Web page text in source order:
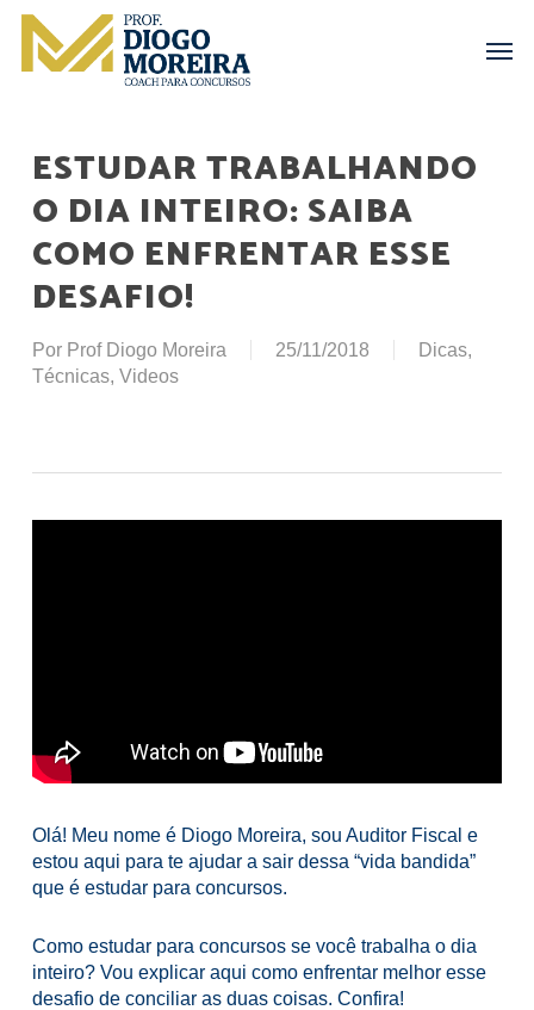
Skip
main
ESTUDAR TRABALHANDO
O DIA INTEIRO: SAIBA
COMO ENFRENTAR ESSE
DESAFIO!
Por Prof Diogo Moreira 25/11/2018 Dicas,
Técnicas, Videos
Olá! Meu nome é Diogo Moreira, sou Auditor Fiscal e
estou aqui para te ajudar a sair dessa “vida bandida”
que é estudar para concursos.
Como estudar para concursos se você trabalha o dia
inteiro? Vou explicar aqui como enfrentar melhor esse
desafio de conciliar as duas coisas. Confira!